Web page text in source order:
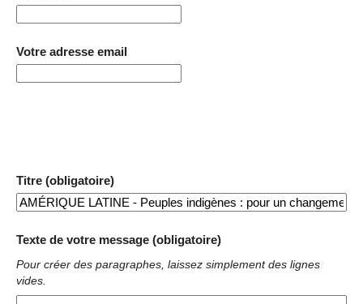
Votre adresse email
Titre (obligatoire)
Texte de votre message (obligatoire)
Pour créer des paragraphes, laissez simplement des lignes
vides.